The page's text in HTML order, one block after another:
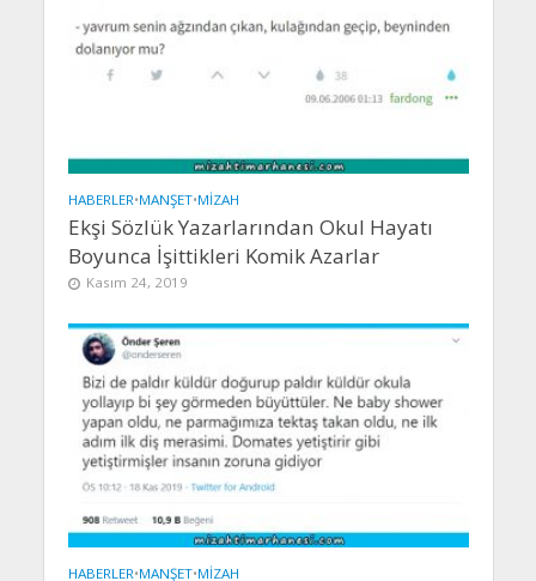
HABERLER•MANŞET•MIZAH
Ekşi Sözlük Yazarlarından Okul Hayatı
Boyunca İşittikleri Komik Azarlar
Kasım 24, 2019
HABERLER•MANŞET•MIZAH